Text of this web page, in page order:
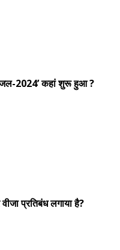
2024’ कहां शुरू हुआ ?
प्रतिबंध लगाया है?